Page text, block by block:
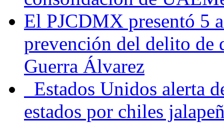
El PJCDMX presentó 5
prevención del delito de
Guerra Álvarez
Estados Unidos alerta
estados por chiles